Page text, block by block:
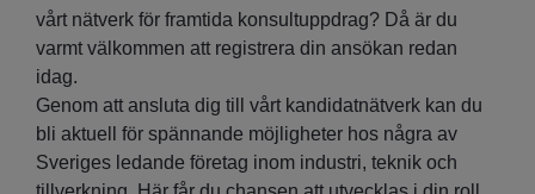
vårt nätverk för framtida konsultuppdrag? Då är du
varmt välkommen att registrera din ansökan redan
idag.
Genom att ansluta dig till vårt kandidatnätverk kan du
bli aktuell för spännande möjligheter hos några av
Sveriges ledande företag inom industri, teknik och